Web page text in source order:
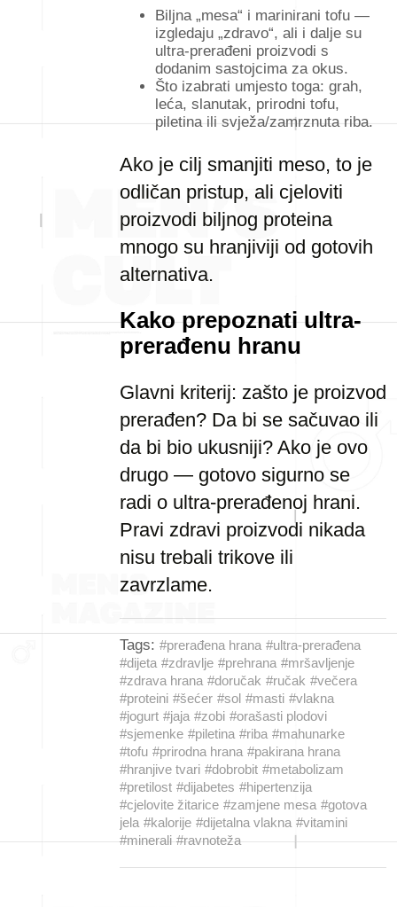
Biljna „mesa“ i marinirani tofu —
izgledaju „zdravo“, ali i dalje su
ultra-prerađeni proizvodi s
dodanim sastojcima za okus.
Što izabrati umjesto toga: grah,
leća, slanutak, prirodni tofu,
piletina ili svježa/zamrznuta riba.
Ako je cilj smanjiti meso, to je
odličan pristup, ali cjeloviti
proizvodi biljnog proteina
mnogo su hranjiviji od gotovih
alternativa.
Kako prepoznati ultra-
prerađenu hranu
Glavni kriterij: zašto je proizvod
prerađen? Da bi se sačuvao ili
da bi bio ukusniji? Ako je ovo
drugo — gotovo sigurno se
radi o ultra-prerađenoj hrani.
Pravi zdravi proizvodi nikada
nisu trebali trikove ili
zavrzlame.
Tags: #prerađena hrana #ultra-prerađena
#dijeta #zdravlje #prehrana #mršavljenje
#zdrava hrana #doručak #ručak #večera
#proteini #šećer #sol #masti #vlakna
#jogurt #jaja #zobi #orašasti plodovi
#sjemenke #piletina #riba #mahunarke
#tofu #prirodna hrana #pakirana hrana
#hranjive tvari #dobrobit #metabolizam
#pretilost #dijabetes #hipertenzija
#cjelovite žitarice #zamjene mesa #gotova
jela #kalorije #dijetalna vlakna #vitamini
#minerali #ravnoteža